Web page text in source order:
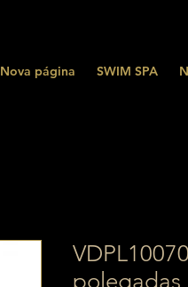
Nova página SWIM SPA
polegadas